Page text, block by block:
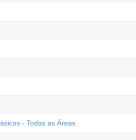
- Todas as Áreas